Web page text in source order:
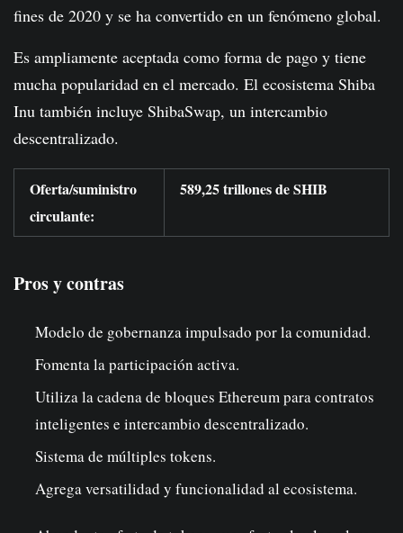
fines de 2020 y se ha convertido en un fenómeno global.
Es ampliamente aceptada como forma de pago y tiene
mucha popularidad en el mercado. El ecosistema Shiba
Inu también incluye ShibaSwap, un intercambio
descentralizado.
Oferta/suministro
circulante:
589,25 trillones de SHIB
Pros y contras
Modelo de gobernanza impulsado por la comunidad.
Fomenta la participación activa.
Utiliza la cadena de bloques Ethereum para contratos
inteligentes e intercambio descentralizado.
Sistema de múltiples tokens.
Agrega versatilidad y funcionalidad al ecosistema.